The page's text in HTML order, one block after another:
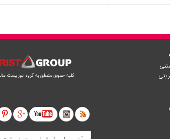
کلیه حقوق متعلق به گروه توریست